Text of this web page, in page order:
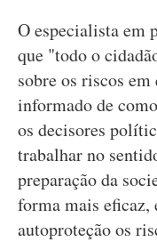
O especialista em
que "todo o
sobre os riscos
informado de
os decisores
trabalhar no
preparação da
forma mais eficaz,
autoproteção os